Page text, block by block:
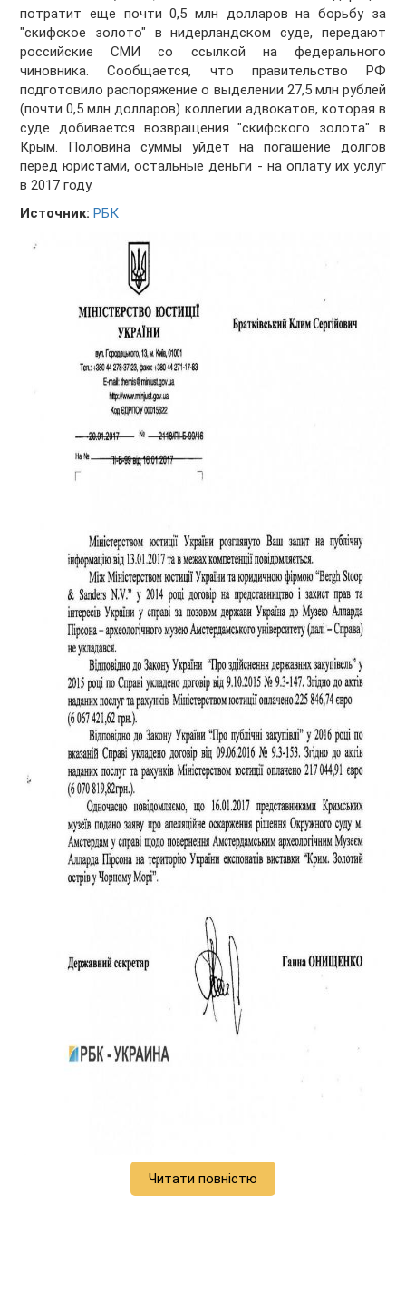
потратит еще почти 0,5 млн долларов на борьбу за
"скифское золото" в нидерландском суде, передают
российские СМИ со ссылкой на федерального
чиновника. Сообщается, что правительство РФ
подготовило распоряжение о выделении 27,5 млн рублей
(почти 0,5 млн долларов) коллегии адвокатов, которая в
суде добивается возвращения "скифского золота" в
Крым. Половина суммы уйдет на погашение долгов
перед юристами, остальные деньги - на оплату их услуг
в 2017 году.
Источник: РБК
Читати повністю